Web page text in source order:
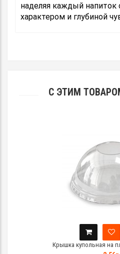
наделяя каждый
характером и глубиной
С ЭТИМ
Крышка купольная на